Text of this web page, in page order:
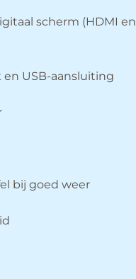
scherm (HDMI en
USB-aansluiting
bij goed weer